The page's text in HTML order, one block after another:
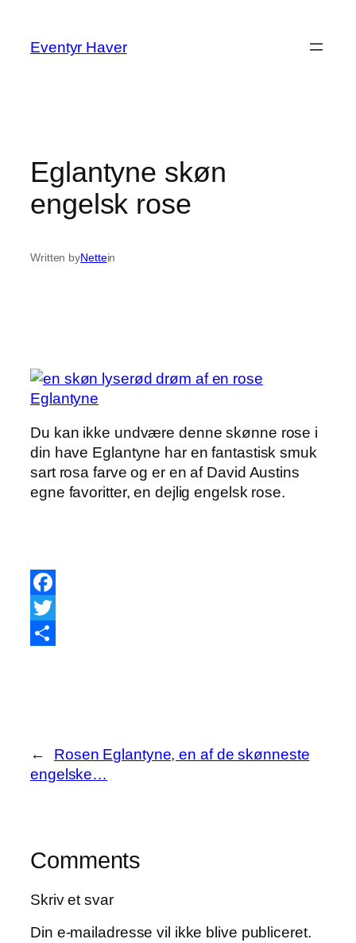
indhold
Eventyr Haver
Eglantyne skøn
engelsk rose
Written byNettein
Du kan ikke undvære denne skønne rose i
din have Eglantyne har en fantastisk smuk
sart rosa farve og er en af David Austins
egne favoritter, en dejlig engelsk rose.
Facebook
Twitter
←
Rosen Eglantyne, en af de skønneste
engelske…
Comments
Skriv et svar
Din e-mailadresse vil ikke blive publiceret.